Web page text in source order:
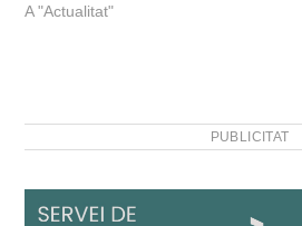
A "Actualitat"
PUBLICITAT